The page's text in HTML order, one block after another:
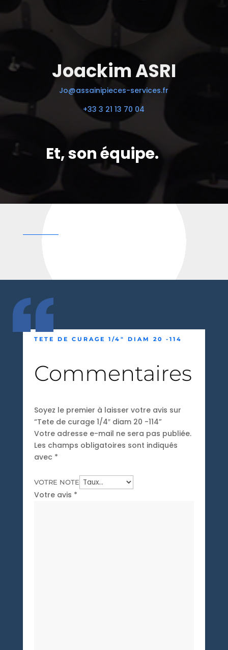
Joackim ASRI
Jo@assainipieces-services.fr
+33 3 21 13 70 04
Et, son équipe.
TETE DE CURAGE 1/4″ DIAM 20 -114
Commentaires
Soyez le premier à laisser votre avis sur
“Tete de curage 1/4″ diam 20 -114”
Votre adresse e-mail ne sera pas publiée.
Les champs obligatoires sont indiqués
avec *
VOTRE NOTE
Votre avis *